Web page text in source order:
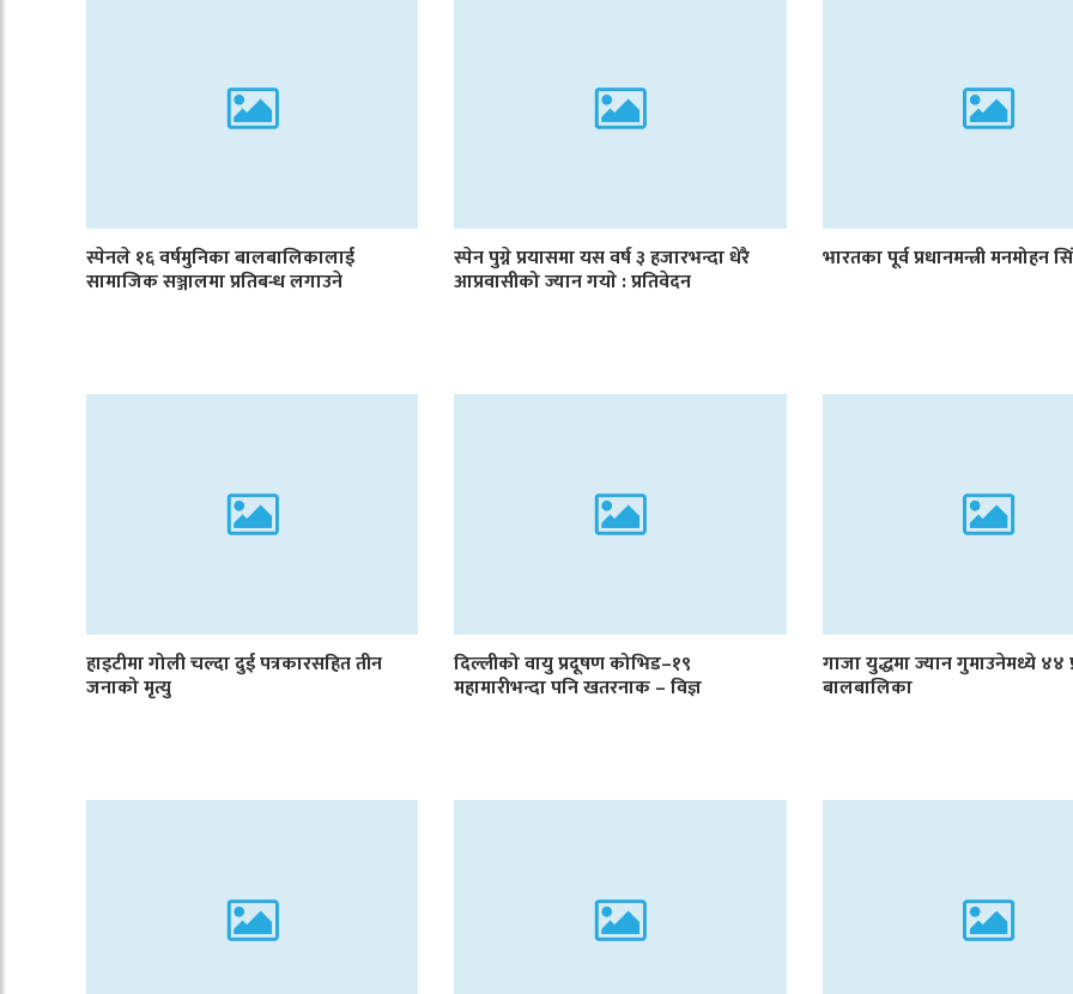
स्पेनले १६ वर्षमुनिका बालबालिकालाई
सामाजिक सञ्जालमा प्रतिबन्ध लगाउने
स्पेन पुग्ने प्रयासमा यस वर्ष ३ हजारभन्दा धेरै
आप्रवासीको ज्यान गयाे : प्रतिवेदन
भारतका पूर्व प्रधानमन्त्री मनमोहन
हाइटीमा गोली चल्दा दुई पत्रकारसहित तीन
जनाको मृत्यु
दिल्लीको वायु प्रदूषण कोभिड–१९
महामारीभन्दा पनि खतरनाक – विज्ञ
गाजा युद्धमा ज्यान गुमाउनेमध्ये ४४
बालबालिका